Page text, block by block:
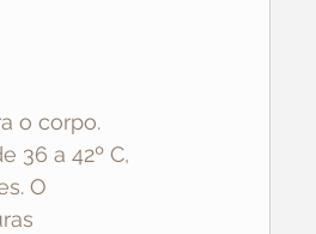
o corpo.
36 a 42º C,
O